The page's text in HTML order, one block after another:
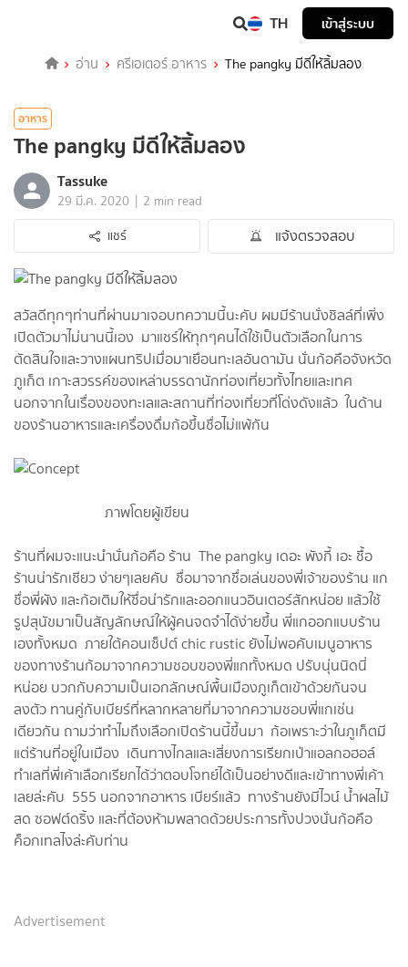
TH เข้าสู่ระบบ
อ่าน ครีเอเตอร์ อาหาร The pangky มีดีให้ลิ้มลอง
อาหาร
The pangky มีดีให้ลิ้มลอง
Tassuke
29 มี.ค. 2020 | 2 min read
แชร์
แจ้งตรวจสอบ
สวัสดีทุกๆท่านที่ผ่านมาเจอบทความนี้นะคับ ผมมีร้านนั่งชิลล์ที่เพิ่ง
เปิดตัวมาไม่นานนี้เอง มาแชร์ให้ทุกๆคนได้ใช้เป็นตัวเลือกในการ
ตัดสินใจและวางแผนทริปเมื่อมาเยือนทะเลอันดามัน นั่นก้อคือจังหวัด
ภูเก็ต เกาะสวรรค์ของเหล่าบรรดานักท่องเที่ยวทั้งไทยและเทศ
นอกจากในเรื่องของทะเลและสถานที่ท่องเที่ยวที่โด่งดังแล้ว ในด้าน
ของร้านอาหารและเครื่องดื่มก้อขึ้นชื่อไม่แพ้กัน
ภาพโดยผู้เขียน
ร้านที่ผมจะแนะนำนั่นก้อคือ ร้าน The pangky เดอะ พังกี้ เอะ ชื้อ
ร้านน่ารักเชียว ง่ายๆเลยคับ ชื่อมาจากชื่อเล่นของพี่เจ้าของร้าน แก
ชื่อพี่ผัง และก้อเติมให้ชื่อน่ารักและออกแนวอินเตอร์สักหน่อย แล้วใช้
รูปสุนัขมาเป็นสัญลักษณ์ให้ผู้คนจดจำได้ง่ายขึ้น พี่แกออกแบบร้าน
เองทั้งหมด ภายใต้คอนเซ็ปต์ chic rustic ยังไม่พอคับเมนูอาหาร
ของทางร้านก้อมาจากความชอบของพี่แกทั้งหมด ปรับนุ่นนิดนี่
หน่อย บวกกับความเป็นเอกลักษณ์พื้นเมืองภูเก็ตเข้าด้วยกันจน
ลงตัว ทานคู่กับเบียร์ที่หลากหลายที่มาจากความชอบพี่แกเช่น
เดียวกัน ถามว่าทำไมถึงเลือกเปิดร้านนี้ขึ้นมา ก้อเพราะว่าในภูเก็ตมี
แต่ร้านที่อยู่ในเมือง เดินทางไกลและเสี่ยงการเรียกเป่าแอลกอฮอล์
ทำเลที่พี่เค้าเลือกเรียกได้ว่าตอบโจทย์ได้เป็นอย่างดีและเข้าทางพี่เค้า
เลยล่ะคับ 555 นอกจากอาหาร เบียร์แล้ว ทางร้านยังมีไวน์ น้ำผลไม้
สด ซอฟต์ดริ้ง และที่ต้องห้ามพลาดด้วยประการทั้งปวงนั่นก้อคือ
ค็อกเทลไงล่ะคับท่าน
Advertisement